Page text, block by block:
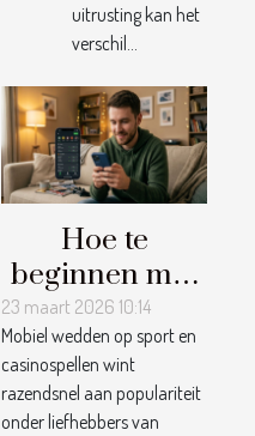
uitrusting kan het
verschil...
Hoe te
beginnen met
mobiel
wedden op
sport en
casinospellen?
23 maart 2026 10:14
Mobiel wedden op sport en
casinospellen wint
razendsnel aan populariteit
onder liefhebbers van